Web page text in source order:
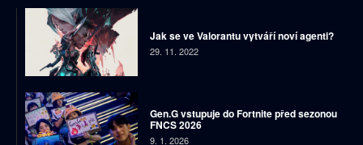
Jak se ve Valorantu vytváří noví agenti?
29. 11. 2022
Gen.G vstupuje do Fortnite před sezonou
FNCS 2026
9. 1. 2026